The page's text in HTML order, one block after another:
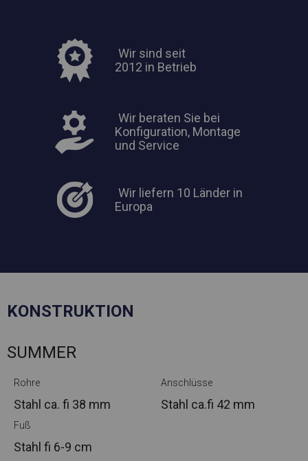
Wir sind seit
2012 in Betrieb
Wir beraten Sie bei
Konfiguration, Montage
und Service
Wir liefern 10 Länder in
Europa
KONSTRUKTION
SUMMER
Rohre
Stahl ca. fi 38 mm
Anschlüsse
Stahl ca.fi 42 mm
Fuß
Stahl fi 6-9 cm